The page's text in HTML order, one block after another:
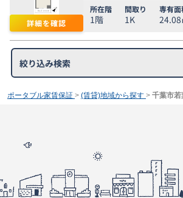
詳細を確認
所在階
1階
間取り
1K
専有面
絞り込み検索
ポータブル家賃保証 > (賃貸)地域から探す > 千葉市若